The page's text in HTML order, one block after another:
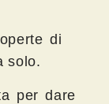
di
solo.
per dare